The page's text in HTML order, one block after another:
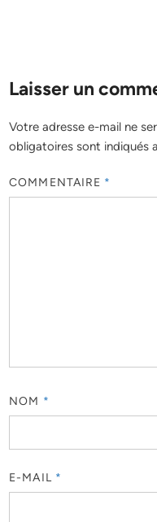
Laisser un
Votre adresse e-mail ne
obligatoires sont indiqués
COMMENTAIRE *
NOM *
E-MAIL *